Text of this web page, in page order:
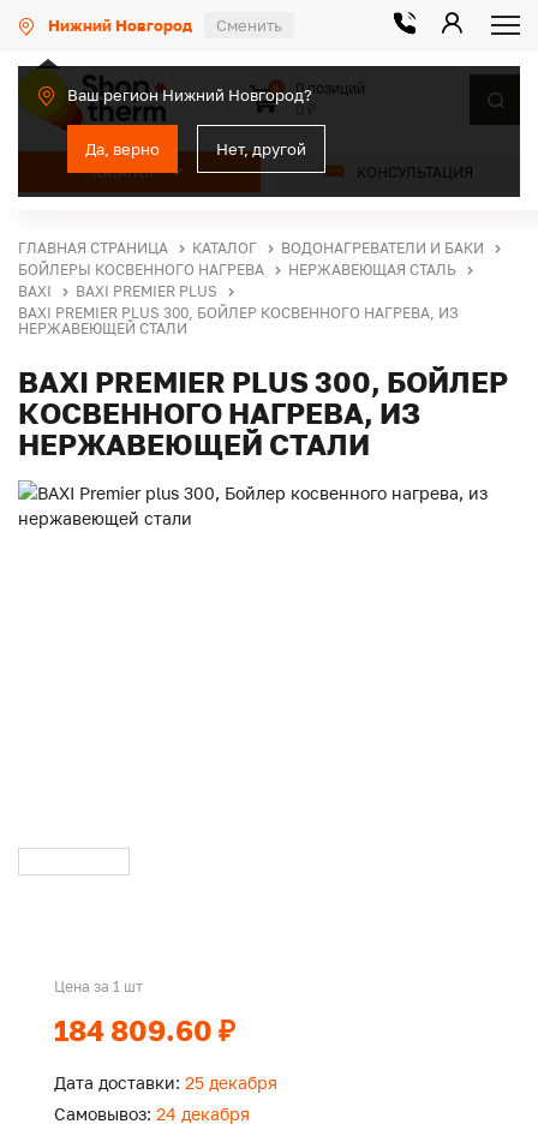
Нижний Новгород Сменить
Ваш регион Нижний Новгород?
Да, верно Нет, другой
КАТАЛОГ КОНСУЛЬТАЦИЯ
0
0 позиций
ГЛАВНАЯ СТРАНИЦА КАТАЛОГ
ВОДОНАГРЕВАТЕЛИ И БАКИ
БОЙЛЕРЫ КОСВЕННОГО НАГРЕВА
НЕРЖАВЕЮЩАЯ СТАЛЬ
BAXI
BAXI PREMIER PLUS
BAXI PREMIER PLUS 300, БОЙЛЕР КОСВЕННОГО НАГРЕВА, ИЗ
НЕРЖАВЕЮЩЕЙ СТАЛИ
BAXI PREMIER PLUS 300, БОЙЛЕР
КОСВЕННОГО НАГРЕВА, ИЗ
НЕРЖАВЕЮЩЕЙ СТАЛИ
Цена за 1 шт
184 809.60 ₽
Дата доставки: 25 декабря
Самовывоз: 24 декабря